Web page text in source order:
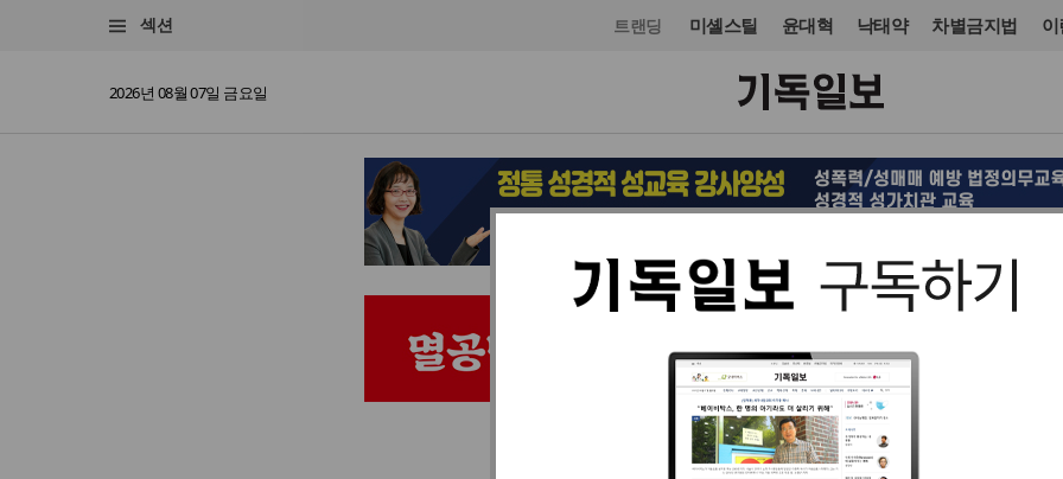
섹션 트랜딩 미셸스틸 윤대혁 낙태약 차별금지법
2026년 08월 07일 금요일